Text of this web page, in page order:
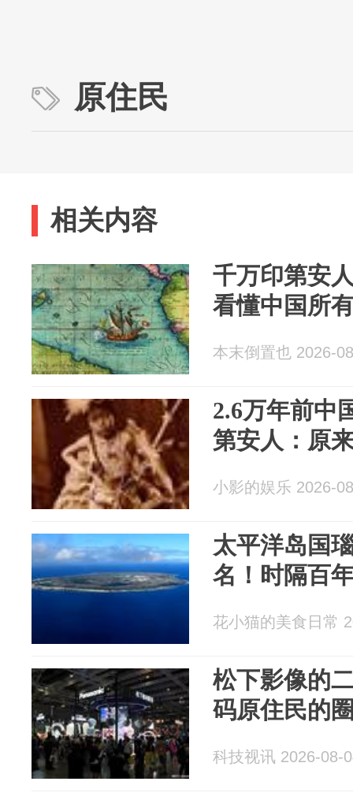
原住民
相关内容
千万印第安
看懂中国所
本末倒置也 2026-
2.6万年前中
第安人：原
小影的娱乐 2026-
太平洋岛国
名！时隔百
花小猫的美食日常
松下影像的
码原住民的
科技视讯 2026-08-